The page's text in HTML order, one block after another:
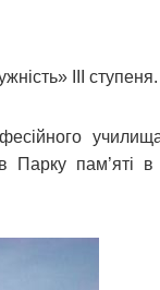
ІІІ ступеня.
Парку пам’яті в